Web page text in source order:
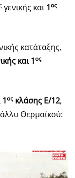
γενικής και1ος
κατάταξης,
και 1ος
1ος κλάσης Ε/12,
Θερμαϊκού: